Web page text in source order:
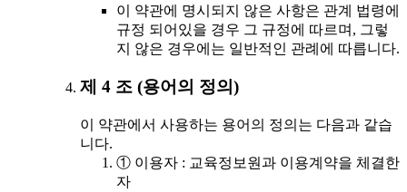
이 약관에 명시되지 않은 사항은 관계 법령에
규정 되어있을 경우 그 규정에 따르며, 그렇
지 않은 경우에는 일반적인 관례에 따릅니다.
제 4 조 (용어의 정의)
이 약관에서 사용하는 용어의 정의는 다음과 같습
니다.
① 이용자 : 교육정보원과 이용계약을 체결한
자